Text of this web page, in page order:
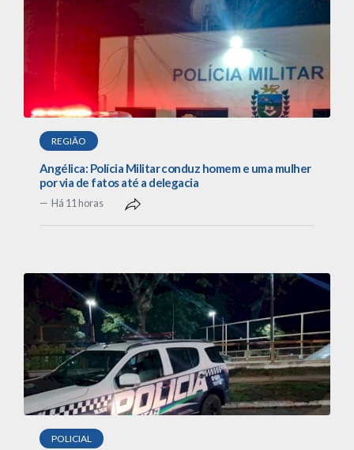
REGIÃO
Angélica: Polícia Militar conduz homem e uma mulher
por via de fatos até a delegacia
Há 11 horas
POLICIAL